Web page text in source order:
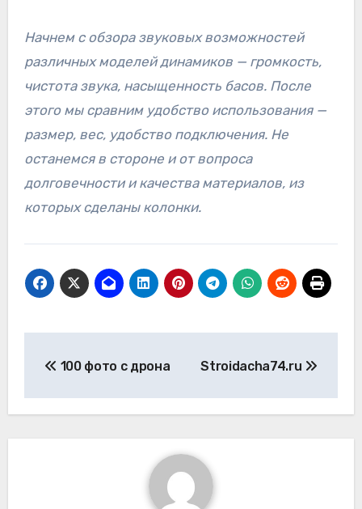
Начнем с обзора звуковых возможностей
различных моделей динамиков — громкость,
чистота звука, насыщенность басов. После
этого мы сравним удобство использования —
размер, вес, удобство подключения. Не
останемся в стороне и от вопроса
долговечности и качества материалов, из
которых сделаны колонки.
записям
100 фото с дрона Stroidacha74.ru